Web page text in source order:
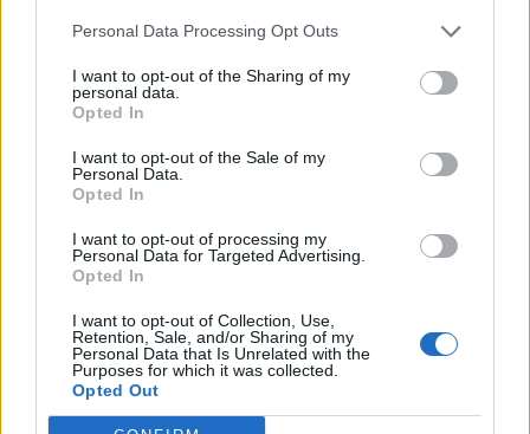
Personal Data Processing Opt Outs
I want to opt-out of the Sharing of my
personal data.
Opted In
I want to opt-out of the Sale of my
Personal Data.
Opted In
I want to opt-out of processing my
Personal Data for Targeted Advertising.
Opted In
I want to opt-out of Collection, Use,
Retention, Sale, and/or Sharing of my
Personal Data that Is Unrelated with the
Purposes for which it was collected.
Opted Out
Sportas
Jasikevičiaus vedami
Lietuvos vaikinai patiesė
serbus
Sportas
Butvilas pateko į
„Challenger“ turnyro